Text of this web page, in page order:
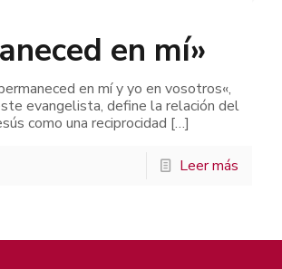
en mí»
en mí y yo en vosotros«,
evangelista, define la relación del
como una reciprocidad […]
Leer más